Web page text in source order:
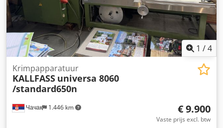
1 /4
Чачак 1.446 km
Krimpapparatuur
KALLFASS universa 8060
/standard650n
€ 9.900
Vaste prijs excl. btw